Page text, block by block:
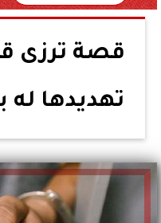
قصة ترزى
تهديدها